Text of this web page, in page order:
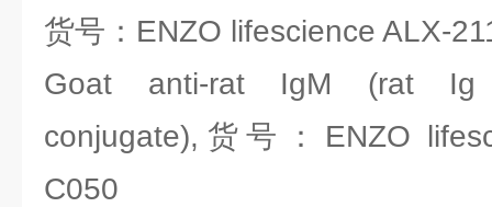
货号：ENZO lifescience ALX-
Goat anti-rat IgM (rat Ig
conjugate),货号：ENZO
C050